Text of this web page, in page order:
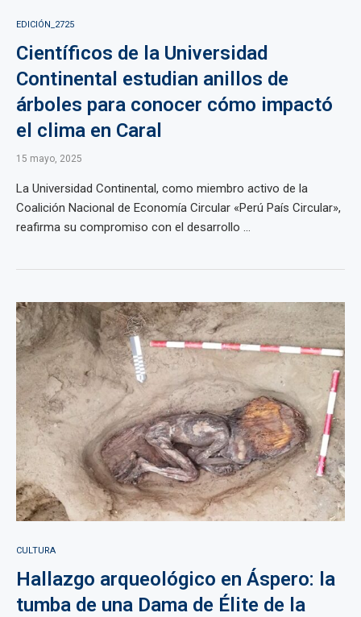
EDICIÓN_2725
Científicos de la Universidad
Continental estudian anillos de
árboles para conocer cómo impactó
el clima en Caral
15 mayo, 2025
La Universidad Continental, como miembro activo de la
Coalición Nacional de Economía Circular «Perú País Circular»,
reafirma su compromiso con el desarrollo ...
CULTURA
Hallazgo arqueológico en Áspero: la
tumba de una Dama de Élite de la